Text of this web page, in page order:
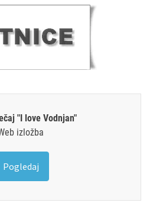
"I love Vodnjan"
izložba
Pogledaj